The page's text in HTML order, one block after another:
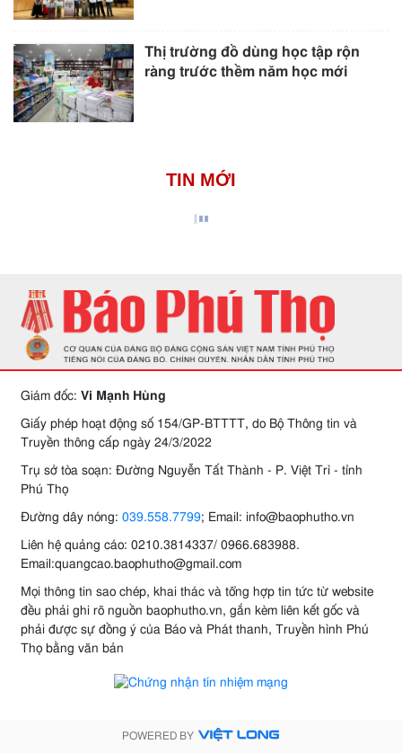
Thị trường đồ dùng học tập rộn
ràng trước thềm năm học mới
TIN MỚI
Giám đốc: Vi Mạnh Hùng
Giấy phép hoạt động số 154/GP-BTTTT, do Bộ Thông tin và
Truyền thông cấp ngày 24/3/2022
Trụ sở tòa soạn: Đường Nguyễn Tất Thành - P. Việt Trì - tỉnh
Phú Thọ
Đường dây nóng: 039.558.7799; Email: info@baophutho.vn
Liên hệ quảng cáo: 0210.3814337/ 0966.683988.
Email:quangcao.baophutho@gmail.com
Mọi thông tin sao chép, khai thác và tổng hợp tin tức từ website
đều phải ghi rõ nguồn baophutho.vn, gắn kèm liên kết gốc và
phải được sự đồng ý của Báo và Phát thanh, Truyền hình Phú
Thọ bằng văn bản
POWERED BY